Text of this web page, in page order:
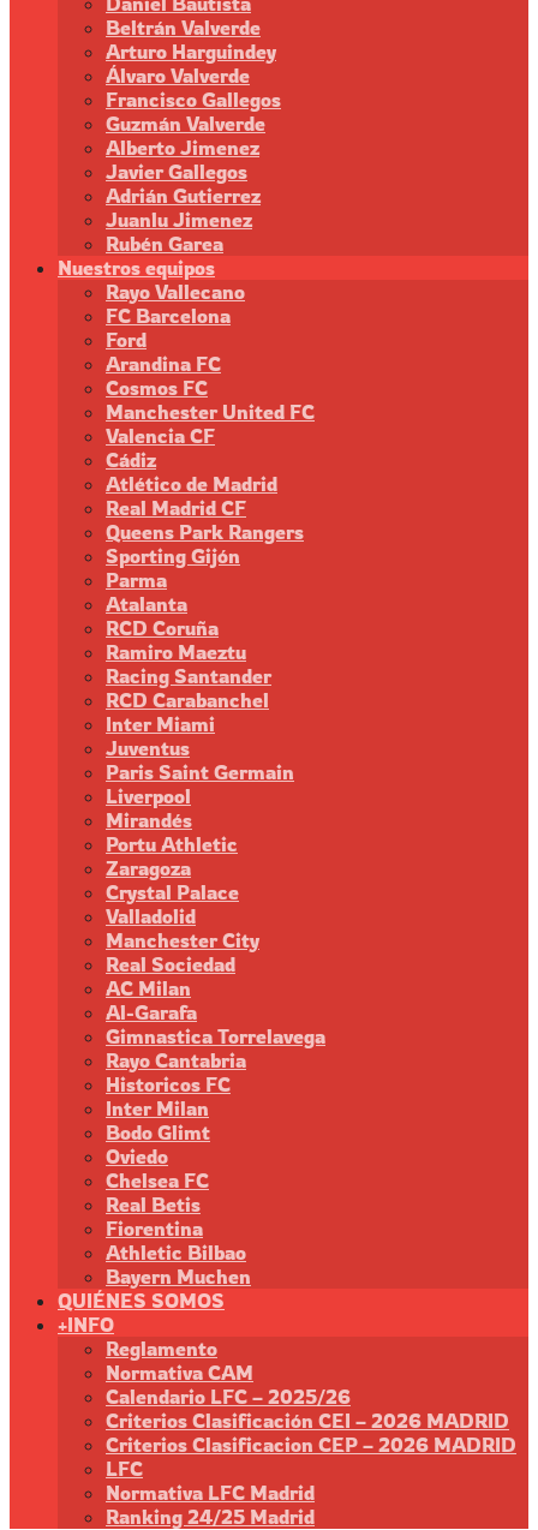
Beltrán Valverde
Arturo Harguindey
Álvaro Valverde
Francisco Gallegos
Guzmán Valverde
Alberto Jimenez
Javier Gallegos
Adrián Gutierrez
Juanlu Jimenez
Rubén Garea
Nuestros equipos
Rayo Vallecano
FC Barcelona
Ford
Arandina FC
Cosmos FC
Manchester United FC
Valencia CF
Cádiz
Atlético de Madrid
Real Madrid CF
Queens Park Rangers
Sporting Gijón
Parma
Atalanta
RCD Coruña
Ramiro Maeztu
Racing Santander
RCD Carabanchel
Inter Miami
Juventus
Paris Saint Germain
Liverpool
Mirandés
Portu Athletic
Zaragoza
Crystal Palace
Valladolid
Manchester City
Real Sociedad
AC Milan
Al-Garafa
Gimnastica Torrelavega
Rayo Cantabria
Historicos FC
Inter Milan
Bodo Glimt
Oviedo
Chelsea FC
Real Betis
Fiorentina
Athletic Bilbao
Bayern Muchen
QUIÉNES SOMOS
+INFO
Reglamento
Normativa CAM
Calendario LFC – 2025/26
Criterios Clasificación CEI – 2026 MADRID
Criterios Clasificacion CEP – 2026 MADRID
LFC
Normativa LFC Madrid
Ranking 24/25 Madrid